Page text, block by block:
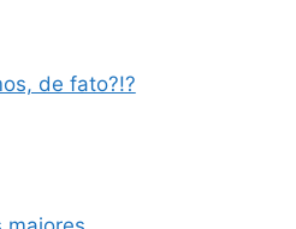
de fato?!?